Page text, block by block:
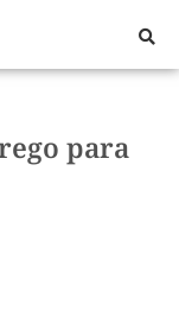
para